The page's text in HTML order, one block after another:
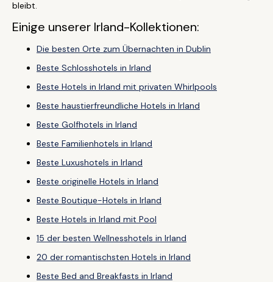
bleibt.
Einige unserer Irland-Kollektionen:
Die besten Orte zum Übernachten in Dublin
Beste Schlosshotels in Irland
Beste Hotels in Irland mit privaten Whirlpools
Beste haustierfreundliche Hotels in Irland
Beste Golfhotels in Irland
Beste Familienhotels in Irland
Beste Luxushotels in Irland
Beste originelle Hotels in Irland
Beste Boutique-Hotels in Irland
Beste Hotels in Irland mit Pool
15 der besten Wellnesshotels in Irland
20 der romantischsten Hotels in Irland
Beste Bed and Breakfasts in Irland